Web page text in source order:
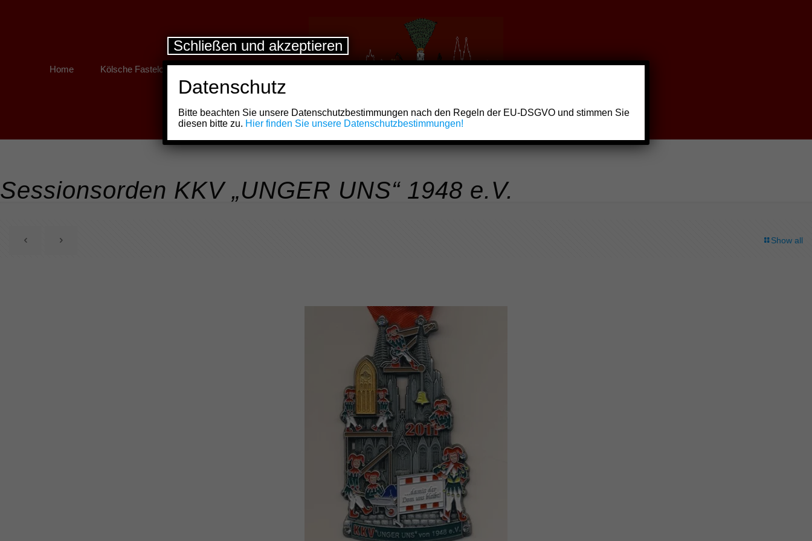
Home Kölsche Fastelovend
Sessionsorden KKV „UNGER UNS“ 1948 e.V.
Show all
Datenschutz
Bitte beachten Sie unsere Datenschutzbestimmungen nach den Regeln der EU-DSGVO und stimmen Sie
diesen bitte zu. Hier finden Sie unsere Datenschutzbestimmungen!
Schließen und akzeptieren